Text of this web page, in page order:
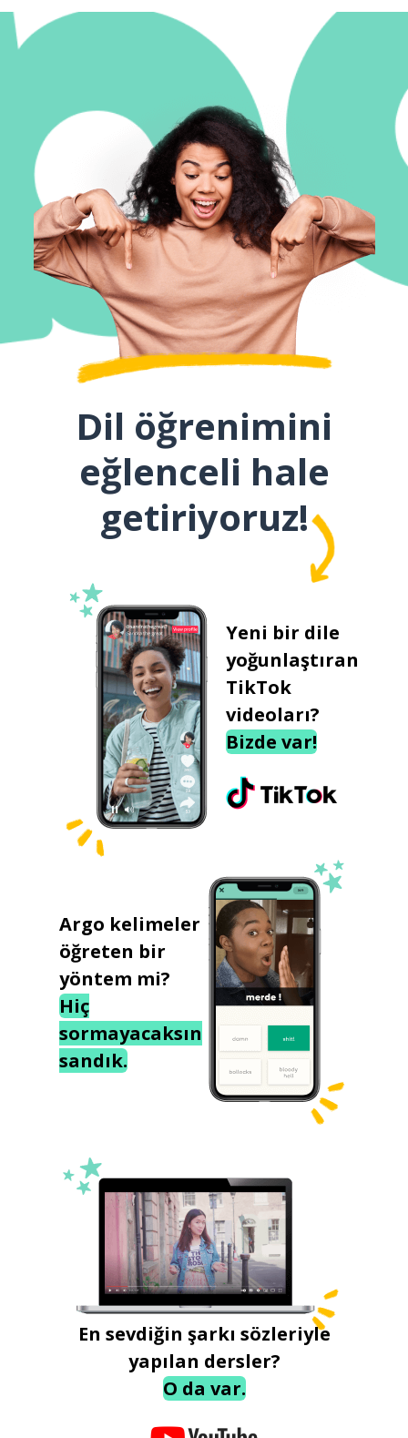
Dil öğrenimini
eğlenceli hale
getiriyoruz!
Yeni bir dile
yoğunlaştıran
TikTok
videoları?
Bizde var!
Argo kelimeler
öğreten bir
yöntem mi?
Hiç
sormayacaksın
sandık.
En sevdiğin şarkı sözleriyle
yapılan dersler?
O da var.